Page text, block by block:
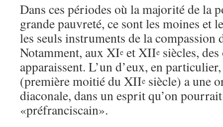
Dans ces périodes où la majorité de la
grande pauvreté, ce sont les moines et
les seuls instruments de la compassion
Notamment, aux XIe et XIIe siècles,
apparaissent. L’un d’eux, en
(première moitié du XIIe siècle) a une
diaconale, dans un esprit qu’on
«préfranciscain».